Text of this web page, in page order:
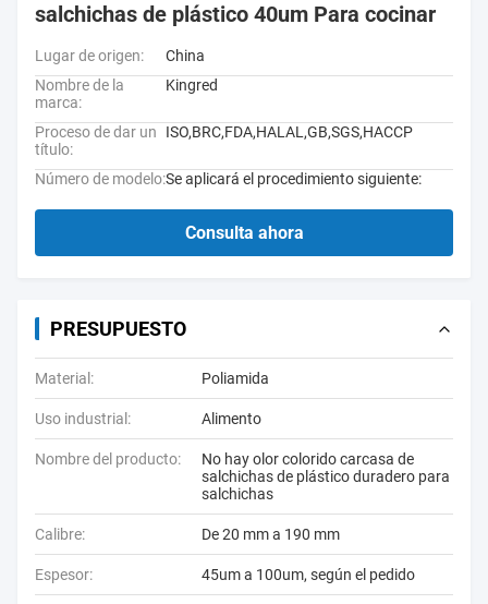
salchichas de plástico 40um Para cocinar
Lugar de origen:
China
Nombre de la
marca:
Kingred
Proceso de dar un
título:
ISO,BRC,FDA,HALAL,GB,SGS,HACCP
Número de modelo:Se aplicará el procedimiento siguiente:
Consulta ahora
PRESUPUESTO
Material: Poliamida
Uso industrial: Alimento
Nombre del producto:
No hay olor colorido carcasa de
salchichas de plástico duradero para
salchichas
Calibre: De 20 mm a 190 mm
Espesor: 45um a 100um, según el pedido